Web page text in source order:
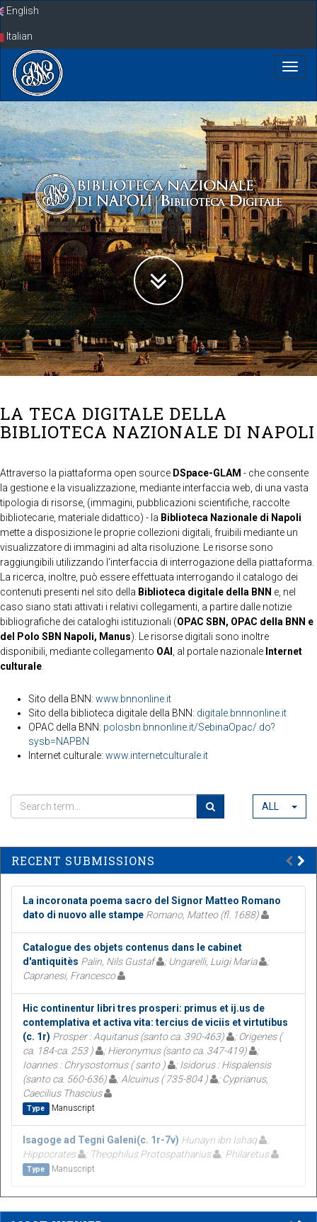
SkipEnglish
Italian
LA TECA DIGITALE DELLA
BIBLIOTECA NAZIONALE DI NAPOLI
Attraverso la piattaforma open source DSpace-GLAM - che consente
la gestione e la visualizzazione, mediante interfaccia web, di una vasta
tipologia di risorse, (immagini, pubblicazioni scientifiche, raccolte
bibliotecarie, materiale didattico) - la Biblioteca Nazionale di Napoli
mette a disposizione le proprie collezioni digitali, fruibili mediante un
visualizzatore di immagini ad alta risoluzione. Le risorse sono
raggiungibili utilizzando l'interfaccia di interrogazione della piattaforma.
La ricerca, inoltre, può essere effettuata interrogando il catalogo dei
contenuti presenti nel sito della Biblioteca digitale della BNN e, nel
caso siano stati attivati i relativi collegamenti, a partire dalle notizie
bibliografiche dei cataloghi istituzionali (OPAC SBN, OPAC della BNN e
del Polo SBN Napoli, Manus). Le risorse digitali sono inoltre
disponibili, mediante collegamento OAI , al portale nazionale Internet
culturale
Sito della BNN: www.bnnonline.it
Sito della biblioteca digitale della BNN: digitale.bnnnonline.it
OPAC della BNN: polosbn.bnnonline.it/SebinaOpac/.do?
sysb=NAPBN
Internet culturale: www.internetculturale.it
ALL
RECENT SUBMISSIONS
La incoronata poema sacro del Signor Matteo Romano
dato di nuovo alle stampe Romano, Matteo (fl. 1688)
Catalogue des objets contenus dans le cabinet
d'antiquitès Palin, Nils Gustaf ; Ungarelli, Luigi Maria
;
Capranesi, Francesco
Hic continentur libri tres prosperi: primus et ij.us de
contemplativa et activa vita: tercius de viciis et virtutibus
(c. 1r) Prosper : Aquitanus (santo ca. 390-463)
; Origenes (
ca. 184-ca. 253 )
; Hieronymus (santo ca. 347-419)
;
Ioannes : Chrysostomus ( santo )
; Isidorus : Hispalensis
(santo ca. 560-636)
; Alcuinus ( 735-804 )
; Cyprianus,
Caecilius Thascius
Type Manuscript
Isagoge ad Tegni Galeni(c. 1r-7v) Hunayn ibn Ishaq
Hippocrates
; Theophilus Protospatharius ; Philaretus
Type Manuscript